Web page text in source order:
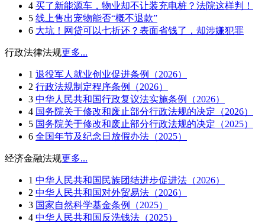
4 买了新能源车，物业却不让装充电桩？法院这样判！
5 线上售出宠物能否“概不退款”
6 大坑！网贷可以七折还？表面省钱了，却涉嫌犯罪
行政法律法规更多...
1 退役军人就业创业促进条例（2026）
2 行政法规制定程序条例（2026）
3 中华人民共和国行政复议法实施条例（2026）
4 国务院关于修改和废止部分行政法规的决定（2026）
5 国务院关于修改和废止部分行政法规的决定（2025）
6 全国年节及纪念日放假办法（2025）
经济金融法规更多...
1 中华人民共和国民族团结进步促进法（2026）
2 中华人民共和国对外贸易法（2026）
3 国家自然科学基金条例（2025）
4 中华人民共和国反洗钱法（2025）